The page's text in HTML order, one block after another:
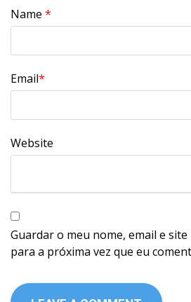
Name *
Email*
Website
Guardar o meu nome, email e
para a próxima vez que eu